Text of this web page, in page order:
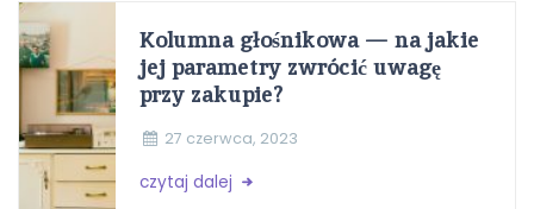
Kolumna głośnikowa — na jakie
jej parametry zwrócić uwagę
przy zakupie?
27 czerwca, 2023
czytaj dalej